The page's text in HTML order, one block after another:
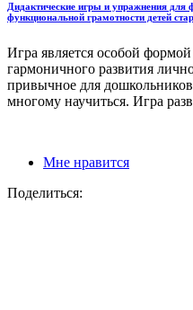
Дидактические игры и упражнения для
функциональной грамотности детей
Игра является особой
гармоничного развития
привычное для
многому научиться. Игра
Мне нравится
Поделиться: